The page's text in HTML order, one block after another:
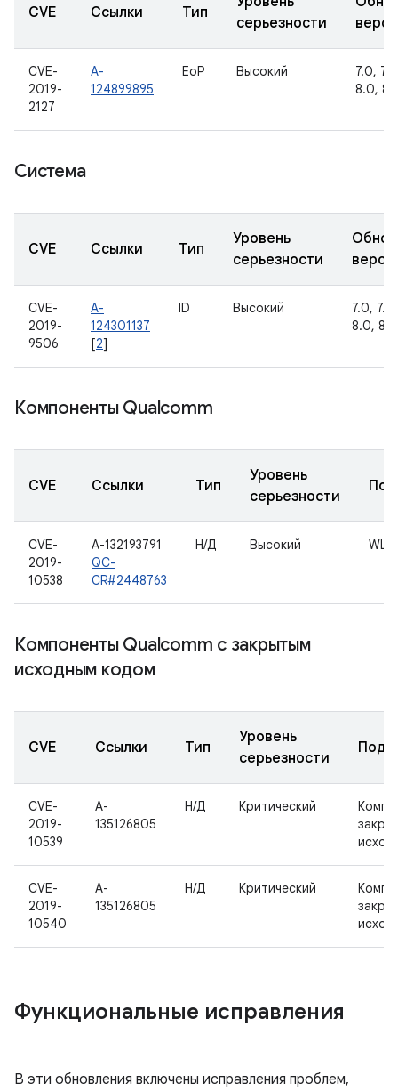
CVE Ссылки Тип
серьезности
CVE-
2019-
2127
A-
124899895
EoP Высокий
7.0,
8.0,
Система
CVE Ссылки Тип
Уровень
серьезности
CVE-
2019-
9506
A-
124301137
[2]
ID Высокий
7.0,
8.0,
Компоненты Qualcomm
CVE Ссылки Тип
Уровень
серьезности
CVE-
2019-
10538
A-132193791
QC-
CR#2448763
Н/Д Высокий
Компоненты Qualcomm с закрытым
исходным кодом
CVE Ссылки Тип
Уровень
серьезности
CVE-
2019-
10539
A-
135126805
Н/Д Критический
CVE-
2019-
10540
A-
135126805
Н/Д Критический
Функциональные исправления
В эти обновления включены исправления проблем,